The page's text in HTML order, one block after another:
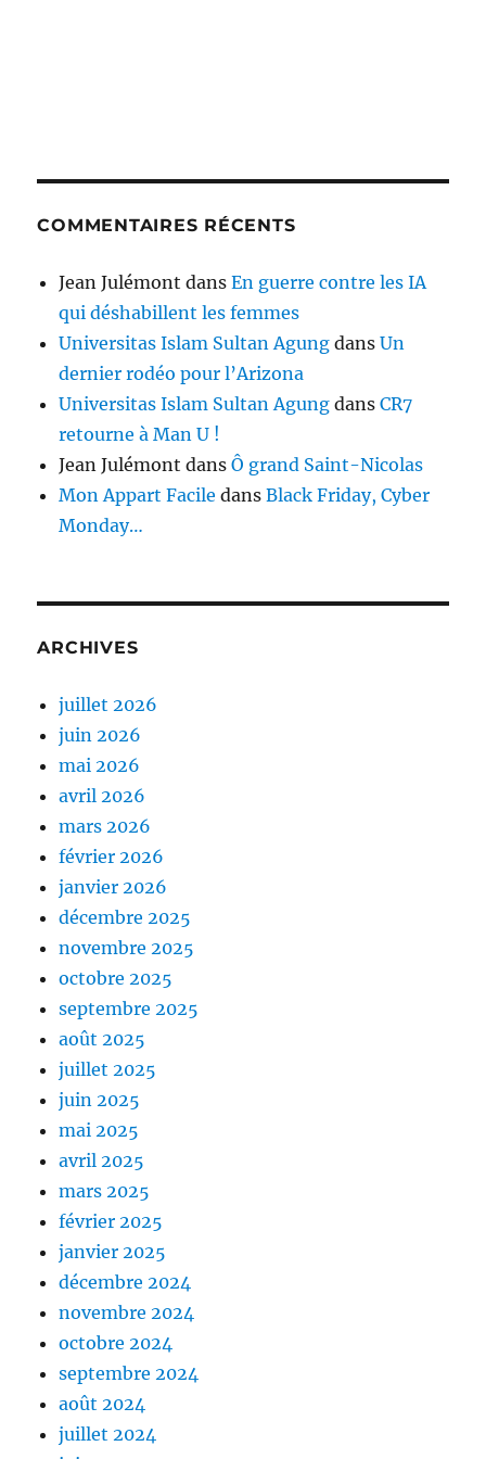
COMMENTAIRES RÉCENTS
Jean Julémont dansEn guerre contre les IA
qui déshabillent les femmes
Universitas Islam Sultan Agung dansUn
dernier rodéo pour l’Arizona
Universitas Islam Sultan Agung dansCR7
retourne à Man U !
Jean Julémont dansÔ grand Saint-Nicolas
Mon Appart Facile dansBlack Friday, Cyber
Monday…
ARCHIVES
juillet 2026
juin 2026
mai 2026
avril 2026
mars 2026
février 2026
janvier 2026
décembre 2025
novembre 2025
octobre 2025
septembre 2025
août 2025
juillet 2025
juin 2025
mai 2025
avril 2025
mars 2025
février 2025
janvier 2025
décembre 2024
novembre 2024
octobre 2024
septembre 2024
août 2024
juillet 2024